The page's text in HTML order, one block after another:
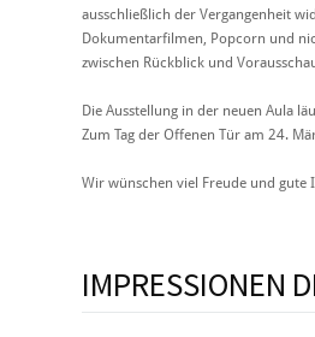
ausschließlich der Vergangenheit
Dokumentarfilmen, Popcorn und
zwischen Rückblick und
Die Ausstellung in der neuen Aula
Zum Tag der Offenen Tür am 24.
Wir wünschen viel Freude und gute
IMPRESSIONEN